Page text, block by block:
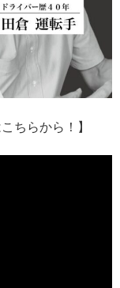
ちらから！】